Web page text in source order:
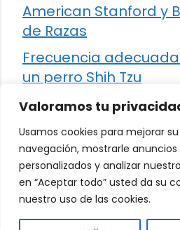
Valoramos tu
Usamos cookies para mejorar
navegación, mostrarle
personalizados y analizar
en “Aceptar todo” usted da su
nuestro uso de las cookies.
American Stanford y
de Razas
Frecuencia
un perro Shih Tzu
Comparación entre
Spark Streaming
Cómo detener la
¿Los frutos rojos son
que los perros los